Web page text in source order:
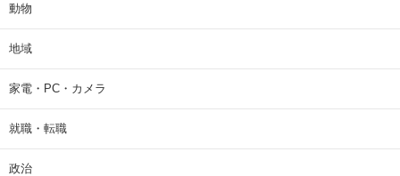
動物
地域
家電・PC・カメラ
就職・転職
政治